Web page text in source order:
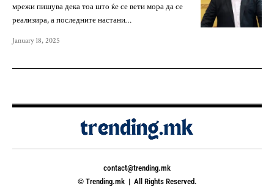
мрежи пишува дека тоа што ќе се вети мора да се
реализира, а последните настани…
January 18, 2025
contact@trending.mk
© Trending.mk | All Rights Reserved.